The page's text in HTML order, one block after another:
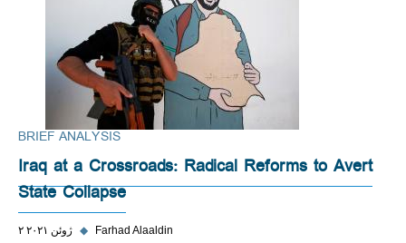
BRIEF ANALYSIS
Iraq at a Crossroads: Radical Reforms to Avert
State Collapse
۲ ژوئن ۲۰۲۱ ◆ Farhad Alaaldin